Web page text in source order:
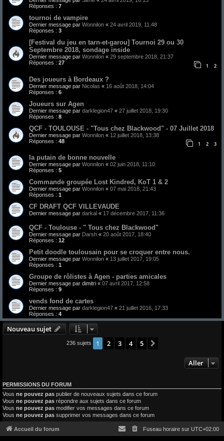
Réponses : 7
tournoi de vampire
Dernier message par Wonnilon « 24 avril 2019, 11:48
Réponses : 3
[Festival du jeu en tarn-et-garou] Tournoi 29 ou 30
Septembre 2018, sondage inside
Dernier message par Wonnilon « 29 septembre 2018, 21:37
Réponses : 27 1 2
Des joueurs à Bordeaux ?
Dernier message par Nicolas « 16 août 2018, 14:04
Réponses : 6
Joueurs sur Agen
Dernier message par darklegion47 « 27 juillet 2018, 19:30
Réponses : 8
QCF - TOULOUSE - "Tous chez Blackwood" - 07 Juillet 2018
Dernier message par Wonnilon « 12 juillet 2018, 13:38
Réponses : 48 1 2 3
la putain de bonne nouvelle
Dernier message par Wonnilon « 02 juin 2018, 11:10
Réponses : 5
Commande groupée Lost Kindred, KoT 1 & 2
Dernier message par Wonnilon « 07 mai 2018, 21:43
Réponses : 1
CF DRAFT QCF VILLEVAUDE
Dernier message par darkal « 17 décembre 2017, 11:36
QCF - Toulouse - " Tous chez Blackwood"
Dernier message par Darsh « 20 août 2017, 18:40
Réponses : 12
Petit doodle toulousain pour se croquer entre nous.
Dernier message par Wonnilon « 13 juillet 2017, 19:05
Réponses : 1
Groupe de rôlistes à Agen - parties amicales
Dernier message par dimitri « 07 avril 2017, 12:58
Réponses : 9
vends fond de cartes
Dernier message par darklegion47 « 21 juillet 2016, 17:33
Réponses : 4
Nouveau sujet
236 sujets 1 2 3 4 5
Aller
PERMISSIONS DU FORUM
Vous ne pouvez pas publier de nouveaux sujets dans ce forum
Vous ne pouvez pas répondre aux sujets dans ce forum
Vous ne pouvez pas modifier vos messages dans ce forum
Vous ne pouvez pas supprimer vos messages dans ce forum
Accueil du forum Fuseau horaire sur UTC+02:00